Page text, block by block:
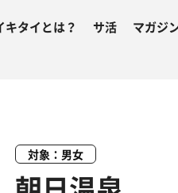
キタイとは？ サ活 マガジ
対象：男女